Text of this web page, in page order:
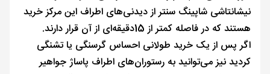
نیشانتاشی شاپینگ سنتر از دیدنی‌های اطراف این مرکز خرید
هستند که در فاصله کمتر از 15دقیقه‌ای از آن قرار دارند.
اگر پس از یک خرید طولانی احساس گرسنگی یا تشنگی
کردید نیز می‌توانید به رستوران‌های اطراف پاساژ جواهیر